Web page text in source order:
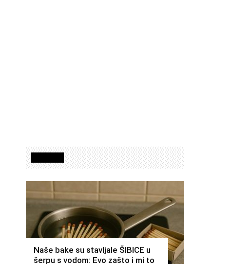
Naše bake su stavljale ŠIBICE u
šerpu s vodom: Evo zašto i mi to